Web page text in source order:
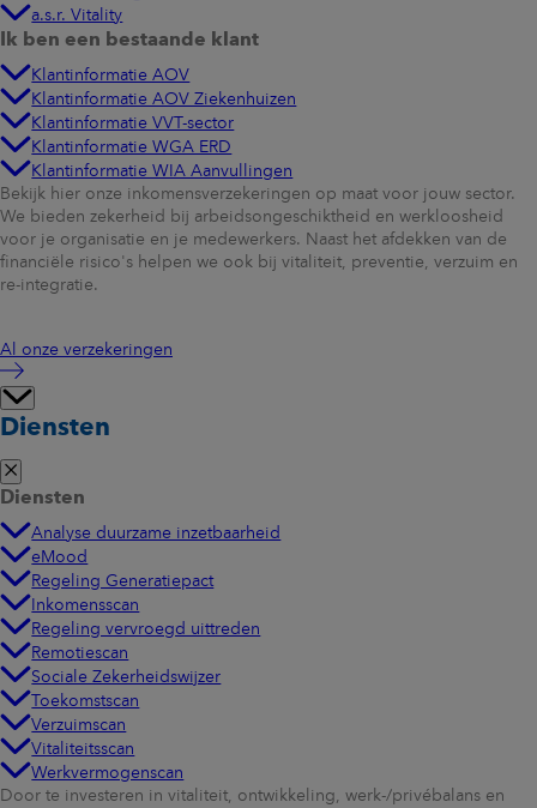
a.s.r. Vitality
Ik ben een bestaande klant
Klantinformatie AOV
Klantinformatie AOV Ziekenhuizen
Klantinformatie VVT-sector
Klantinformatie WGA ERD
Klantinformatie WIA Aanvullingen
Bekijk hier onze inkomensverzekeringen op maat voor jouw sector.
We bieden zekerheid bij arbeidsongeschiktheid en werkloosheid
voor je organisatie en je medewerkers. Naast het afdekken van de
financiële risico's helpen we ook bij vitaliteit, preventie, verzuim en
re-integratie.
Al onze verzekeringen
Diensten
Diensten
Analyse duurzame inzetbaarheid
eMood
Regeling Generatiepact
Inkomensscan
Regeling vervroegd uittreden
Remotiescan
Sociale Zekerheidswijzer
Toekomstscan
Verzuimscan
Vitaliteitsscan
Werkvermogenscan
Door te investeren in vitaliteit, ontwikkeling, werk-/privébalans en